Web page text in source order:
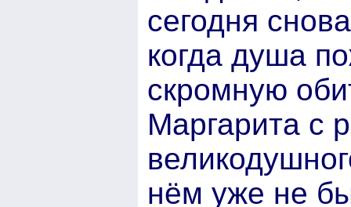
сегодня
когда душа
скромную
Маргарита с
нём уже не